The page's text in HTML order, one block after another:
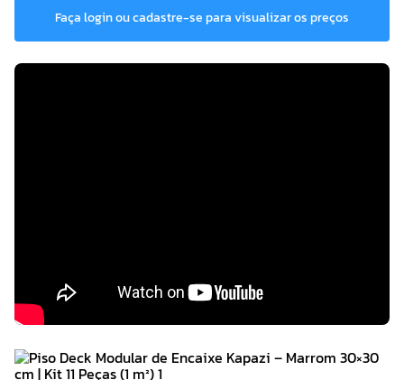
Faça login ou cadastre-se para visualizar os preços